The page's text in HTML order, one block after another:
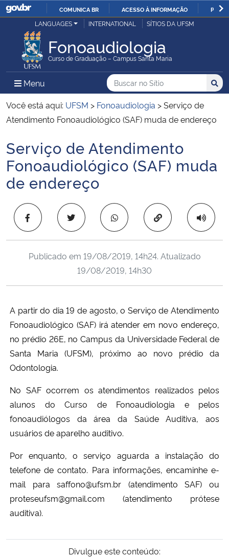
IR
O
COMUNICA BR ACESSO À INFORMAÇÃO
Ministério da Justiça e Segurança Pública
Ministério da Defesa
Ministério das Relações Exteriores
Ministério da Infraestrutura
Ministério da Agricultura, Pecuária e Abastecimento
Ministério da Educação
Ministério do Meio Ambiente
Ministério do Turismo
Ministério do Desenvolvimento Regional
Ministério da Mulher, da Família e dos Direitos Humanos
Secretaria-Geral
Secretaria de Governo
LANGUAGES INTERNATIONAL SÍTIOS DA UFSM
Fonoaudiologia
Curso de Graduação – Campus Santa Maria
Menu Menu Principal do Sítio
Busca
Buscar no no Sítio
Busca:
Você está aqui: UFSM > Fonoaudiologia >Serviço de
Atendimento Fonoaudiológico (SAF) muda de endereço
Início do conteúdo
Serviço de Atendimento
Fonoaudiológico (SAF) muda
de endereço
Copiar para área
Publicado em 19/08/2019, 14h24. Atualizado
19/08/2019, 14h30
A partir do dia 19 de agosto, o Serviço de Atendimento
Fonoaudiológico (SAF) irá atender em novo endereço,
no prédio 26E, no Campus da Universidade Federal de
Santa Maria (UFSM), próximo ao novo prédio da
Odontologia.
No SAF ocorrem os atendimentos realizados pelos
alunos do Curso de Fonoaudiologia e pelos
fonoaudiólogos da área da Saúde Auditiva, aos
usuários de aparelho auditivo.
Por enquanto, o serviço aguarda a instalação do
telefone de contato. Para informações, encaminhe e-
mail para saffono@ufsm.br (atendimento SAF) ou
proteseufsm@gmail.com (atendimento prótese
auditiva).
Divulgue este conteúdo: